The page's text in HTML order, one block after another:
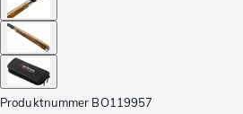
Produktnummer BO119957